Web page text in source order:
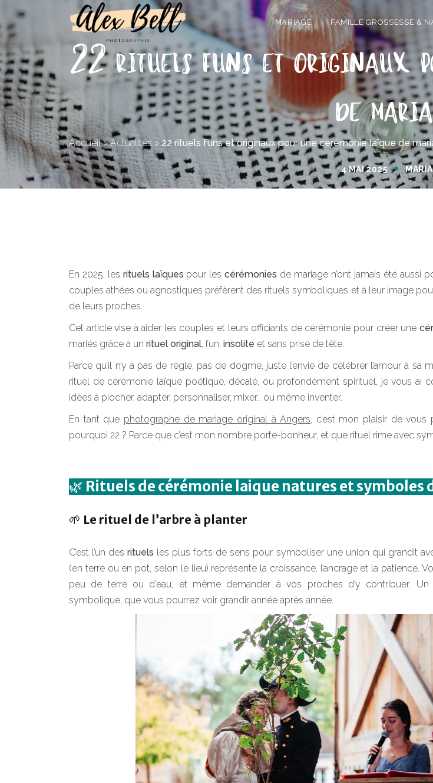
MARIAGE FAMILLE GROSSESSE &
22 rituels funs et originaux
de
Accueil>Actualités >22 rituels funs et originaux pour une cérémonie laïque de
4 MAI 2025
En 2025, les rituels laïques pour lescérémonies de mariage n’ont jamais été aussi
couples athées ou agnostiques préfèrent des rituels symboliques et à leur image
de leurs proches.
Cet article vise à aider les couples et leurs officiants de cérémonie pour créer une
mariés grâce à un rituel original, fun, insolite et sans prise de tête.
Parce qu’il n’y a pas de règle, pas de dogme, juste l’envie de célébrer l’amour à sa
rituel de cérémonie laïque poétique, décalé, ou profondément spirituel, je vous ai
idées à piocher, adapter, personnaliser, mixer… ou même inventer.
En tant que photographe de mariage original à Angers, c’est mon plaisir de vous
pourquoi 22 ? Parce que c’est mon nombre porte-bonheur, et que rituel rime avec
🌿 Rituels de cérémonie laique natures et symboles
🌱 Le rituel de l’arbre à planter
C’est l’un desrituels les plus forts de sens pour symboliser une union qui grandit
(en terre ou en pot, selon le lieu) représente la croissance, l’ancrage et la patience.
peu de terre ou d’eau, et même demander à vos proches d’y contribuer.
symbolique, que vous pourrez voir grandir année après année.